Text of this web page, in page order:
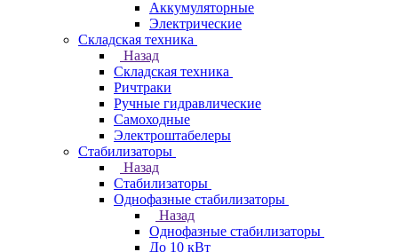
Аккумуляторные
Электрические
Складская техника
Назад
Складская техника
Ричтраки
Ручные гидравлические
Самоходные
Электроштабелеры
Стабилизаторы
Назад
Стабилизаторы
Однофазные стабилизаторы
Назад
Однофазные стабилизаторы
До 10 кВт